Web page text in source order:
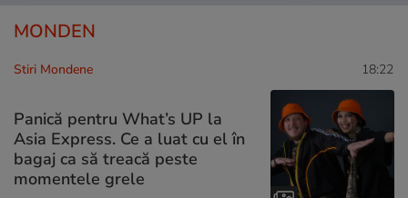
MONDEN
Stiri Mondene 18:22
Panică pentru What’s UP la
Asia Express. Ce a luat cu el în
bagaj ca să treacă peste
momentele grele